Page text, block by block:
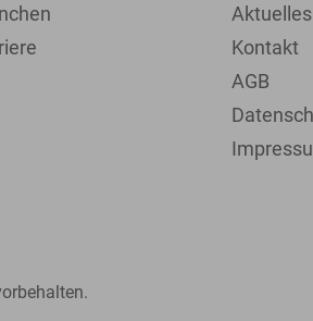
Aktuelles
Kontakt
AGB